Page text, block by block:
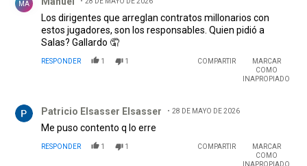
MA
Los dirigentes que arreglan contratos millonarios con
estos jugadores, son los responsables. Quien pidió a
Salas? Gallardo 🤦
RESPONDER 1 1 COMPARTIR
MARCAR
COMO
INAPROPIADO
Patricio Elsasser Elsasser 28 DE MAYO DE 2026
Me puso contento q lo erre
RESPONDER 1 1 COMPARTIR
MARCAR
COMO
INAPROPIADO